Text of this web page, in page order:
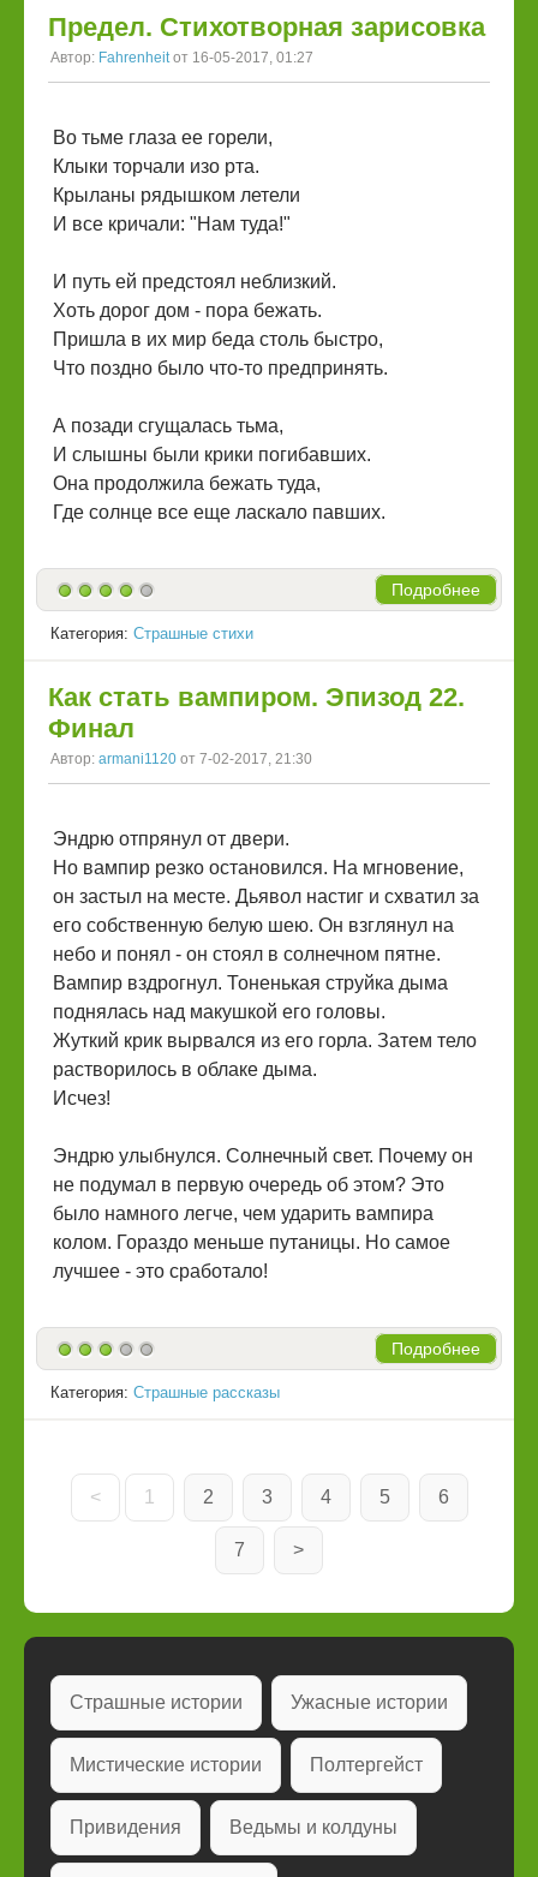
Предел. Стихотворная зарисовка
Автор: Fahrenheitот 16-05-2017, 01:27
Во тьме глаза ее горели,
Клыки торчали изо рта.
Крыланы рядышком летели
И все кричали: "Нам туда!"
И путь ей предстоял неблизкий.
Хоть дорог дом - пора бежать.
Пришла в их мир беда столь быстро,
Что поздно было что-то предпринять.
А позади сгущалась тьма,
И слышны были крики погибавших.
Она продолжила бежать туда,
Где солнце все еще ласкало павших.
Подробнее
Категория: Страшные стихи
Как стать вампиром. Эпизод 22.
Финал
Автор: armani1120 от 7-02-2017, 21:30
Эндрю отпрянул от двери.
Но вампир резко остановился. На мгновение,
он застыл на месте. Дьявол настиг и схватил за
его собственную белую шею. Он взглянул на
небо и понял - он стоял в солнечном пятне.
Вампир вздрогнул. Тоненькая струйка дыма
поднялась над макушкой его головы.
Жуткий крик вырвался из его горла. Затем тело
растворилось в облаке дыма.
Исчез!
Эндрю улыбнулся. Солнечный свет. Почему он
не подумал в первую очередь об этом? Это
было намного легче, чем ударить вампира
колом. Гораздо меньше путаницы. Но самое
лучшее - это сработало!
Подробнее
Категория: Страшные рассказы
< 1 2 3 4 5 6
7 >
Страшные истории Ужасные истории
Мистические истории Полтергейст
Привидения Ведьмы и колдуны